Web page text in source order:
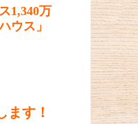
1,340万
ウス」
ます！